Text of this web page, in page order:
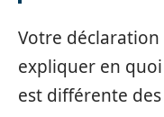
Votre
expliquer en
est différente